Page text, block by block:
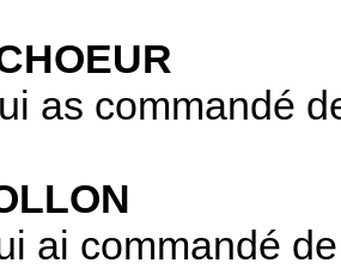
as commandé
ai commandé